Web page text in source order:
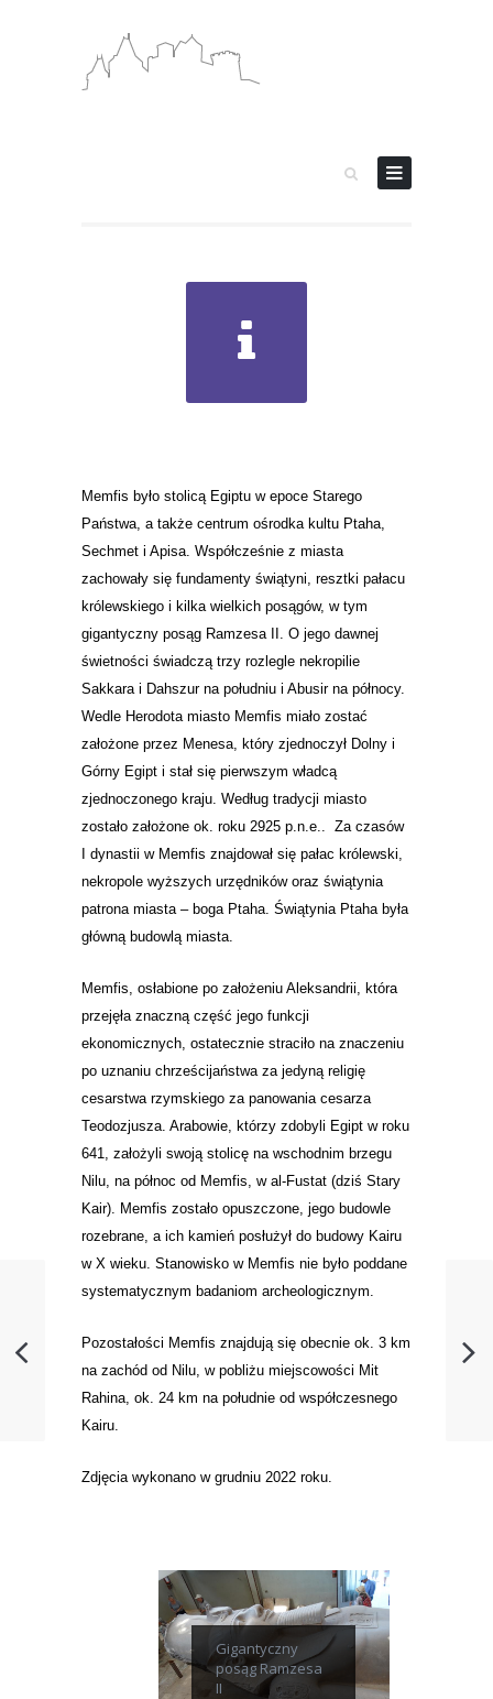
Memfis było stolicą Egiptu w epoce Starego
Państwa, a także centrum ośrodka kultu Ptaha,
Sechmet i Apisa. Współcześnie z miasta
zachowały się fundamenty świątyni, resztki pałacu
królewskiego i kilka wielkich posągów, w tym
gigantyczny posąg Ramzesa II. O jego dawnej
świetności świadczą trzy rozlegle nekropilie
Sakkara i Dahszur na południu i Abusir na północy.
Wedle Herodota miasto Memfis miało zostać
założone przez Menesa, który zjednoczył Dolny i
Górny Egipt i stał się pierwszym władcą
zjednoczonego kraju. Według tradycji miasto
zostało założone ok. roku 2925 p.n.e.. Za czasów
I dynastii w Memfis znajdował się pałac królewski,
nekropole wyższych urzędników oraz świątynia
patrona miasta – boga Ptaha. Świątynia Ptaha była
główną budowlą miasta.
Memfis, osłabione po założeniu Aleksandrii, która
przejęła znaczną część jego funkcji
ekonomicznych, ostatecznie straciło na znaczeniu
po uznaniu chrześcijaństwa za jedyną religię
cesarstwa rzymskiego za panowania cesarza
Teodozjusza. Arabowie, którzy zdobyli Egipt w roku
641, założyli swoją stolicę na wschodnim brzegu
Nilu, na północ od Memfis, w al-Fustat (dziś Stary
Kair). Memfis zostało opuszczone, jego budowle
rozebrane, a ich kamień posłużył do budowy Kairu
w X wieku. Stanowisko w Memfis nie było poddane
systematycznym badaniom archeologicznym.
Pozostałości Memfis znajdują się obecnie ok. 3 km
na zachód od Nilu, w pobliżu miejscowości Mit
Rahina, ok. 24 km na południe od współczesnego
Kairu.
Zdjęcia wykonano w grudniu 2022 roku.
Gigantyczny
posąg Ramzesa
II